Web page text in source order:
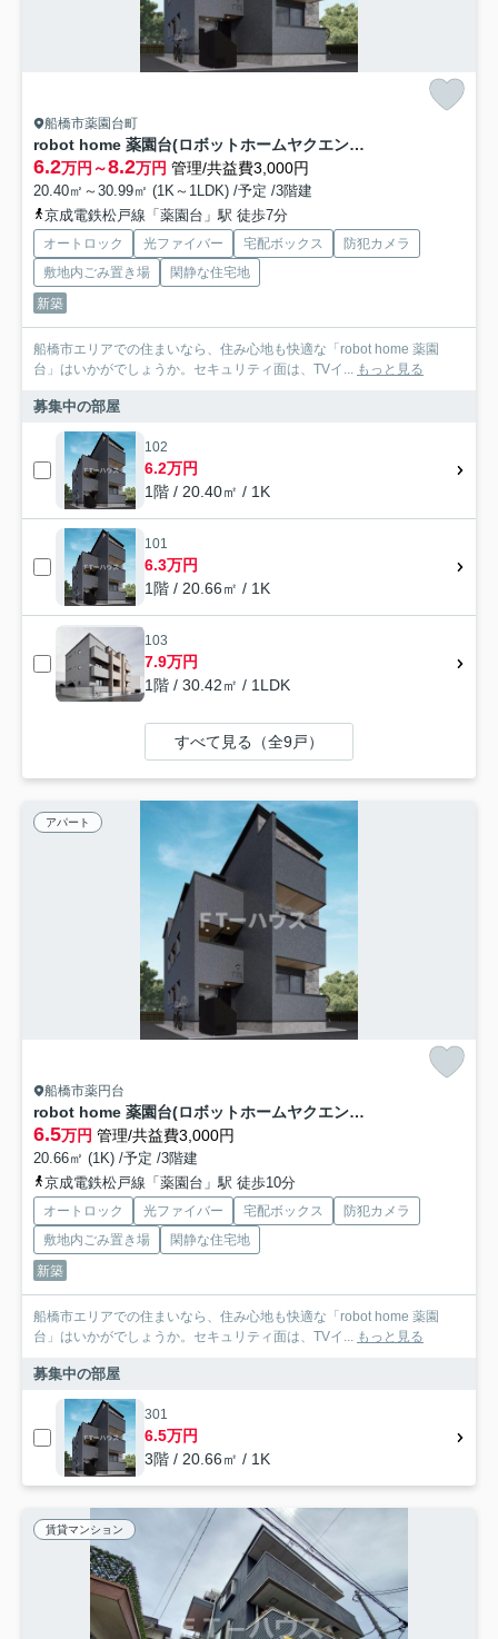
船橋市薬園台町
robot home 薬園台(ロボットホームヤクエンダイ)
6.2万円～8.2万円 管理/共益費3,000円
20.40㎡～30.99㎡ (1K～1LDK) /予定 /3階建
京成電鉄松戸線「薬園台」駅 徒歩7分
オートロック 光ファイバー 宅配ボックス
防犯カメラ
敷地内ごみ置き場
閑静な住宅地
新築
船橋市エリアでの住まいなら、住み心地も快適な「robot home 薬園
台」はいかがでしょうか。セキュリティ面は、TVイ... もっと見る
募集中の部屋
102
6.2万円
1階 / 20.40㎡ / 1K
101
6.3万円
1階 / 20.66㎡ / 1K
103
7.9万円
1階 / 30.42㎡ / 1LDK
すべて見る（全9戸）
アパート
船橋市薬円台
robot home 薬園台(ロボットホームヤクエンダイ)
6.5万円 管理/共益費3,000円
20.66㎡ (1K) /予定 /3階建
京成電鉄松戸線「薬園台」駅 徒歩10分
オートロック 光ファイバー 宅配ボックス
防犯カメラ
敷地内ごみ置き場
閑静な住宅地
新築
船橋市エリアでの住まいなら、住み心地も快適な「robot home 薬園
台」はいかがでしょうか。セキュリティ面は、TVイ... もっと見る
募集中の部屋
301
6.5万円
3階 / 20.66㎡ / 1K
賃貸マンション